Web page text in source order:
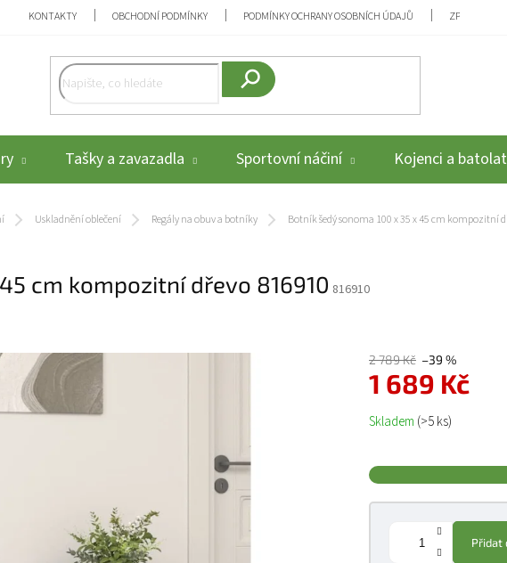
KONTAKTY OBCHODNÍ PODMÍNKY PODMÍNKY OCHRANY OSOBNÍCH ÚDAJŮ ZPĚTNÝ
Tašky a zavazadla Sportovní náčiní Kojenci a
Uskladnění oblečení Regály na obuv a botníky Botník šedý sonoma 100 x 35 x 45 cm kompozitní
cm kompozitní dřevo 816910 816910
2 789 Kč –39 %
1 689 Kč
Měrná cena:
Skladem (>5 ks)
Přidat